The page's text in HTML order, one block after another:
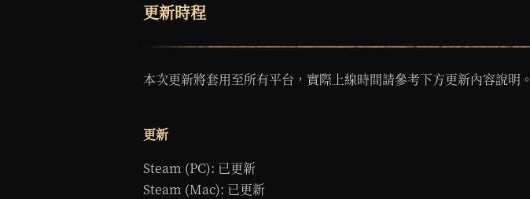
更新時程
本次更新將套用至所有平台，實際上線時間請參考下方更新內容說明。
更新
Steam (PC): 已更新
Steam (Mac): 已更新